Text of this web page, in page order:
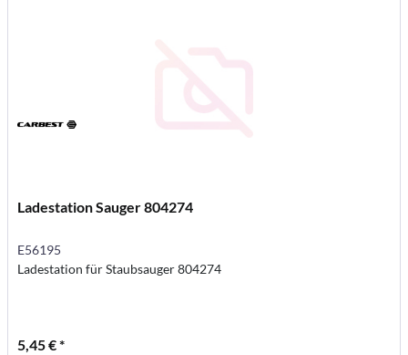
Ladestation Sauger 804274
E56195
Ladestation für Staubsauger 804274
5,45 € *